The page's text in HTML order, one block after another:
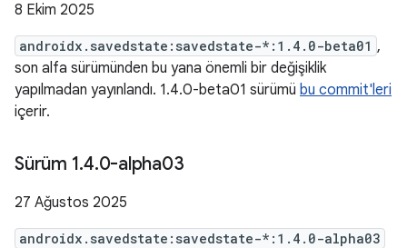
8 Ekim 2025
androidx.savedstate:savedstate-*:1.4.0-beta01 ,
son alfa sürümünden bu yana önemli bir değişiklik
yapılmadan yayınlandı. 1.4.0-beta01 sürümü bu commit'leri
içerir.
Sürüm 1.4.0-alpha03
27 Ağustos 2025
androidx.savedstate:savedstate-*:1.4.0-alpha03